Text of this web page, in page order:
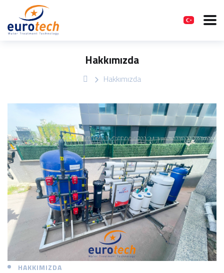
Hakkımızda
Hakkımızda
HAKKIMIZDA